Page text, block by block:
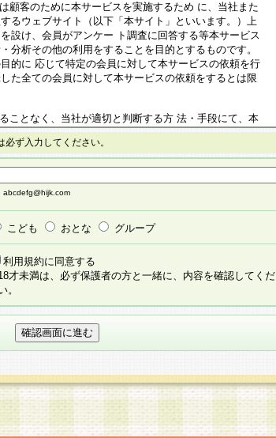
顧客のために本サービスを実施するため に、当社また
るウェブサイト（以下「本サイト」といいます。）上
設け、会員がアンケー ト調査に回答する等本サービス
分析その他の利用をすることを目的とするものです。
的に 応じて特定の会員に対して本サービスの依頼を行
た全ての会員に対して本サービスの依頼をするとは限
ことなく、当社が適切と判断する方 法・手段にて、本
することができるものとします。改定後の本規約等
示したときに、その 他の諸規定については、会員に対
トに掲示したときのいずれか早い時期をもってその効
べて会員登録希望者の自由な意思で提 供いただいたも
登録希望者が自らの個人情報の提供を希望されない場
かりいたしません が、提供されないことによって、当
いただけない場合がありますことを予めご了承くださ
ている個人情報の開示・訂正・追加・ 利用停止等を求
ことが当社にて確認できた場合に限り、法令に準拠し
、当社所定の登録手続きを全て完了し、当社が承認した
ず入力してください。
abcdefg@hijk.com
こども おとな グループ
利用規約に同意する
才未満は、必ず保護者の方と一緒に、内容を確認してくだ
。